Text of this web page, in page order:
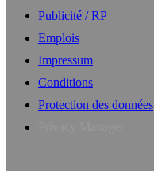
Publicité / RP
Emplois
Impressum
Conditions
Protection des données